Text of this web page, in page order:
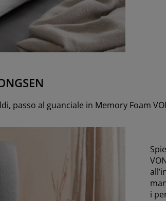
passo al guanciale in Memory Foam
i